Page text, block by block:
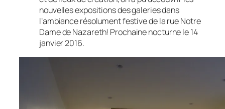
nouvelles expositions des galeries dans
l’ambiance résolument festive de la rue Notre
Dame de Nazareth! Prochaine nocturne le 14
janvier 2016.